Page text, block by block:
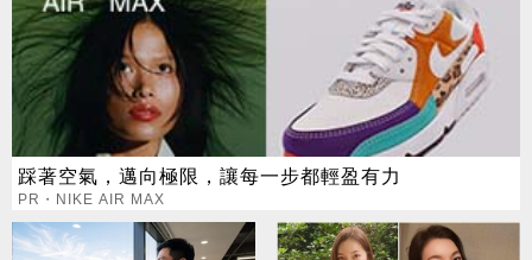
踩著空氣，邁向極限，讓每一步都輕盈有力
PR・NIKE AIR MAX